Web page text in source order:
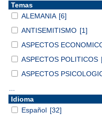
Temas
ALEMANIA [6]
ANTISEMITISMO [1]
ASPECTOS
ASPECTOS POLITICOS
ASPECTOS
Idioma
Español [32]